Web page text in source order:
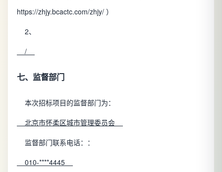
https://zhjy.bcactc.com/zhjy/ ）
2、
/
七、监督部门
本次招标项目的监督部门为：
北京市怀柔区城市管理委员会
监督部门联系电话：：
010-****4445